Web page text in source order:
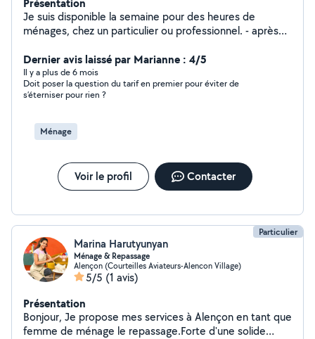
Je suis disponible la semaine pour des heures de
ménages, chez un particulier ou professionnel. - après
repassage , ménage chez le particulier N hésiter pas à
Dernier avis laissé par Marianne : 4/5
Il y a plus de 6 mois
Doit poser la question du tarif en premier pour éviter de
s’éterniser pour rien ?
Ménage
Voir le profil Contacter
Particulier
Marina Harutyunyan
Ménage & Repassage
Alençon (Courteilles Aviateurs-Alencon Village)
5/5 (1 avis)
Présentation
Bonjour, Je propose mes services à Alençon en tant que
femme de ménage le repassage.Forte d'une solide